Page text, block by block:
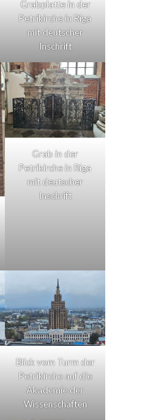
Grabplatte in der
Petrikirche in Riga
mit deutscher
Inschrift
Grab in der
Petrikirche in Riga
mit deutscher
Inschrift
Blick vom Turm der
Petrikirche auf die
Akademie der
Wissenschaften